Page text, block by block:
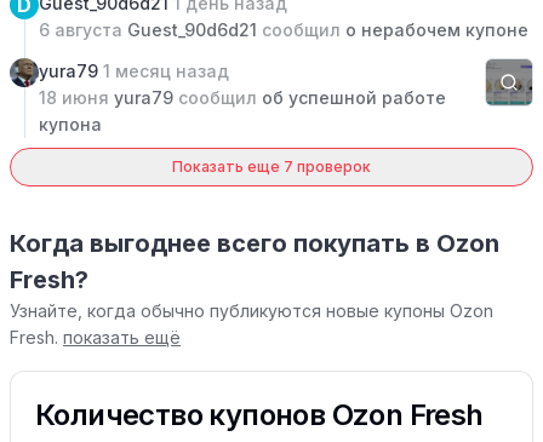
6 августа Guest_90d6d21 сообщил о нерабочем купоне
yura79 1 месяц назад
18 июня yura79 сообщил об успешной работе
купона
Показать еще 7 проверок
Когда выгоднее всего покупать в Ozon
Fresh?
Узнайте, когда обычно публикуются новые купоны Ozon
Fresh. показать ещё
Количество купонов Ozon Fresh